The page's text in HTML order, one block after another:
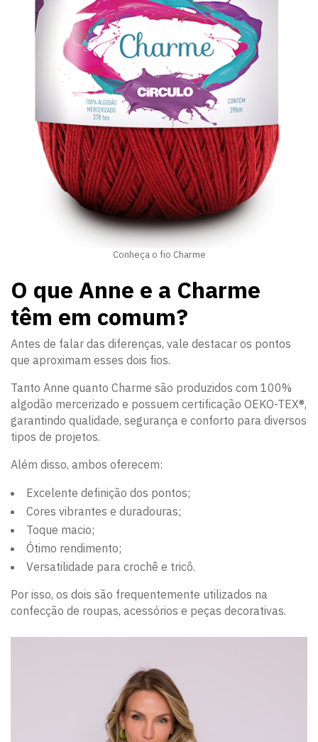
Conheça o fio Charme
O que Anne e a Charme
têm em comum?
Antes de falar das diferenças, vale destacar os pontos
que aproximam esses dois fios.
Tanto Anne quanto Charme são produzidos com 100%
algodão mercerizado e possuem certificação OEKO-TEX®,
garantindo qualidade, segurança e conforto para diversos
tipos de projetos.
Além disso, ambos oferecem:
Excelente definição dos pontos;
Cores vibrantes e duradouras;
Toque macio;
Ótimo rendimento;
Versatilidade para crochê e tricô.
Por isso, os dois são frequentemente utilizados na
confecção de roupas, acessórios e peças decorativas.